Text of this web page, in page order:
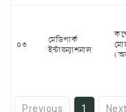
০৩
মেডিপার্ক
ইন্টারন্যাশনাল
Previous 1 Next